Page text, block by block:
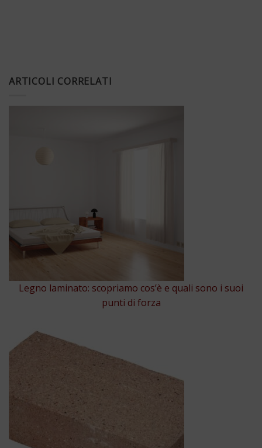
ARTICOLI CORRELATI
Legno laminato: scopriamo cos’è e quali sono i suoi
punti di forza